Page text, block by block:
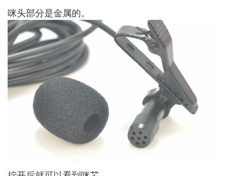
咪头部分是金属的。